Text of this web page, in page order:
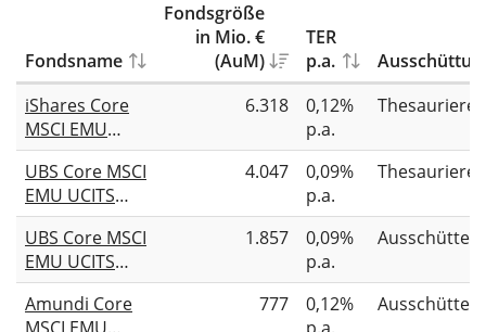
Fondsname
Fondsgröße
in Mio. €
(AuM)
TER
p.a.
iShares Core
MSCI EMU
UCITS ETF EUR
(Acc)
6.318
0,12%
p.a.
UBS Core MSCI
EMU UCITS
ETF EUR acc
4.047
0,09%
p.a.
UBS Core MSCI
EMU UCITS
ETF EUR dis
1.857
0,09%
p.a.
Amundi Core
777
0,12%